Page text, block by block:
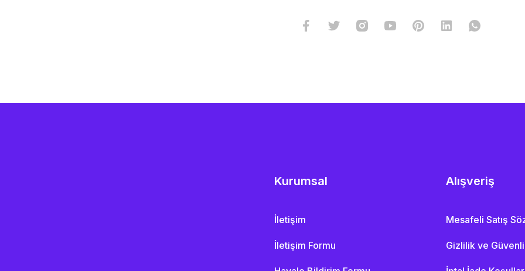
Kurumsal
İletişim
İletişim Formu
Alışveriş
Mesafeli Satış
Gizlilik ve